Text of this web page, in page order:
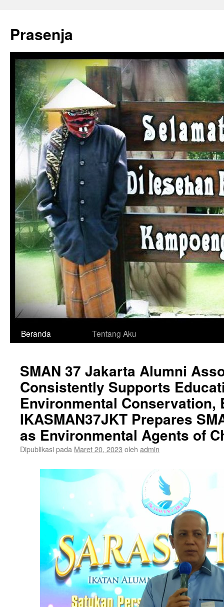
Prasenja
Langsung
isi
Beranda Tentang Aku
SMAN 37 Jakarta Alumni
Consistently Supports
Environmental Conservation,
IKASMAN37JKT Prepares
as Environmental Agents of
Dipublikasi pada Maret 20, 2023 oleh admin